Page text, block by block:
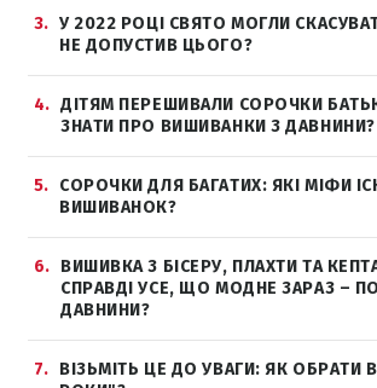
3
У 2022 РОЦІ СВЯТО МОГЛИ
НЕ ДОПУСТИВ ЦЬОГО?
4
ДІТЯМ ПЕРЕШИВАЛИ СОРОЧКИ
ЗНАТИ ПРО ВИШИВАНКИ З ДАВНИНИ?
5
СОРОЧКИ ДЛЯ БАГАТИХ: ЯКІ МІФИ
ВИШИВАНОК?
6
ВИШИВКА З БІСЕРУ, ПЛАХТИ ТА
СПРАВДІ УСЕ, ЩО МОДНЕ ЗАРАЗ –
ДАВНИНИ?
7
ВІЗЬМІТЬ ЦЕ ДО УВАГИ: ЯК ОБРАТИ